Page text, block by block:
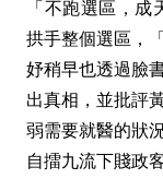
「不跑選區，
拱手整個選區，
妤稍早也透過臉
出真相，並批評
弱需要就醫的狀
自擂九流下賤政客